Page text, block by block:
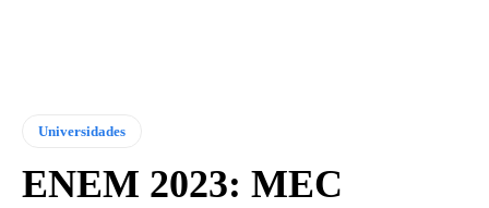
Universidades
ENEM 2023: MEC